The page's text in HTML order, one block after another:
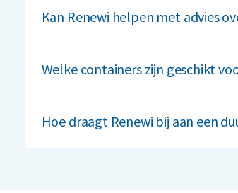
regelgeving.
Kan Renewi helpen met advies
Welke containers zijn geschikt
Hoe draagt Renewi bij aan een